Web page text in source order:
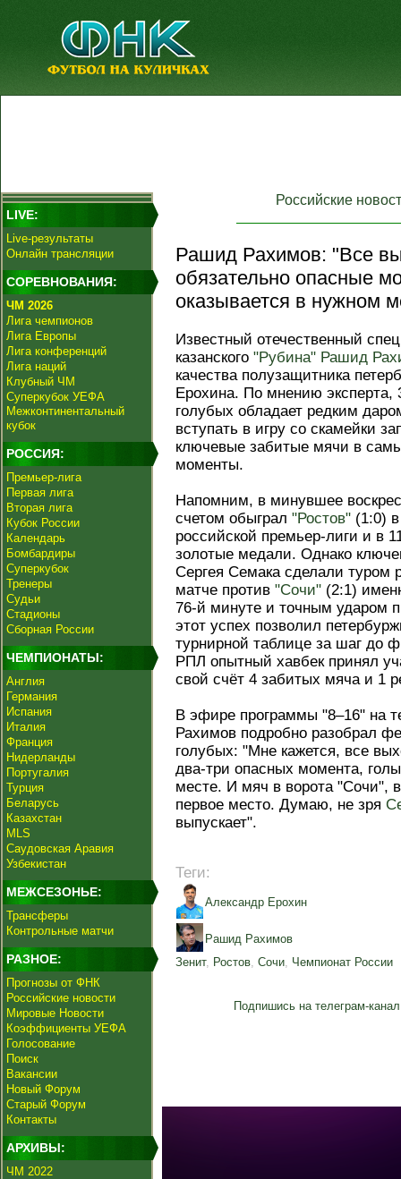
LIVE:
Live-результаты
Онлайн трансляции
СОРЕВНОВАНИЯ:
ЧМ 2026
Лига чемпионов
Лига Европы
Лига конференций
Лига наций
Клубный ЧМ
Суперкубок УЕФА
Межконтинентальный
кубок
РОССИЯ:
Премьер-лига
Первая лига
Вторая лига
Кубок России
Календарь
Бомбардиры
Суперкубок
Тренеры
Судьи
Стадионы
Сборная России
ЧЕМПИОНАТЫ:
Англия
Германия
Испания
Италия
Франция
Нидерланды
Португалия
Турция
Беларусь
Казахстан
MLS
Саудовская Аравия
Узбекистан
МЕЖСЕЗОНЬЕ:
Трансферы
Контрольные матчи
РАЗНОЕ:
Прогнозы от ФНК
Российские новости
Мировые Новости
Коэффициенты УЕФА
Голосование
Поиск
Вакансии
Новый Форум
Старый Форум
Контакты
АРХИВЫ:
ЧМ 2022
Российские
Рашид Рахимов: "Все
обязательно опасные
оказывается в нужном
Известный отечественный
казанского "Рубина" Рашид
качества полузащитника
Ерохина. По мнению эксперта,
голубых обладает редким
вступать в игру со скамейки
ключевые забитые мячи в
моменты.
Напомним, в минувшее
счетом обыграл "Ростов" (1:0)
российской премьер-лиги и в
золотые медали. Однако
Сергея Семака сделали
матче против "Сочи" (2:1)
76-й минуте и точным ударом
этот успех позволил
турнирной таблице за шаг до
РПЛ опытный хавбек принял
свой счёт 4 забитых мяча и 1
В эфире программы "8–16" на
Рахимов подробно разобрал
голубых: "Мне кажется, все
два‑три опасных момента,
месте. И мяч в ворота "Сочи",
первое место. Думаю, не зря
выпускает".
Теги:
Александр Ерохин
Рашид Рахимов
Зенит, Ростов, Сочи, Чемпионат России
Подпишись на телеграм-